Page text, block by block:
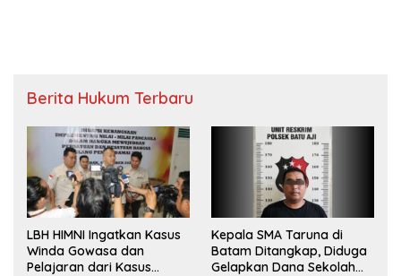
Berita Hukum Terbaru
LBH HIMNI Ingatkan Kasus
Winda Gowasa dan
Pelajaran dari Kasus
Kepala SMA Taruna di
Batam Ditangkap, Diduga
Gelapkan Dana Sekolah